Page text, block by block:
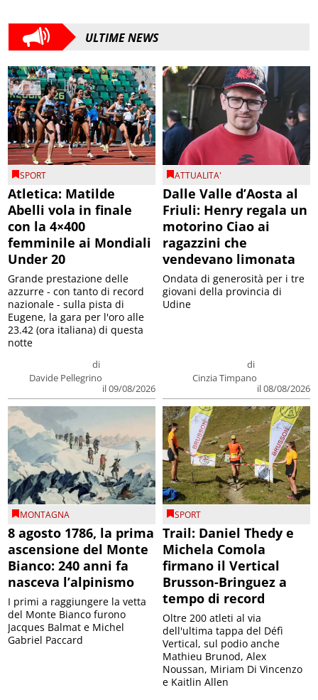
ULTIME NEWS
SPORT
Atletica: Matilde
Abelli vola in finale
con la 4×400
femminile ai Mondiali
Under 20
di
Davide Pellegrino
il 09/08/2026
Grande prestazione delle
azzurre - con tanto di record
nazionale - sulla pista di
Eugene, la gara per l'oro alle
23.42 (ora italiana) di questa
notte
ATTUALITA'
Dalle Valle d’Aosta al
Friuli: Henry regala un
motorino Ciao ai
ragazzini che
vendevano limonata
di
Cinzia Timpano
il 08/08/2026
Ondata di generosità per i tre
giovani della provincia di
Udine
MONTAGNA
8 agosto 1786, la prima
ascensione del Monte
Bianco: 240 anni fa
nasceva l’alpinismo
I primi a raggiungere la vetta
del Monte Bianco furono
Jacques Balmat e Michel
Gabriel Paccard
SPORT
Trail: Daniel Thedy e
Michela Comola
firmano il Vertical
Brusson-Bringuez a
tempo di record
Oltre 200 atleti al via
dell'ultima tappa del Défì
Vertical, sul podio anche
Mathieu Brunod, Alex
Noussan, Miriam Di Vincenzo
e Kaitlin Allen